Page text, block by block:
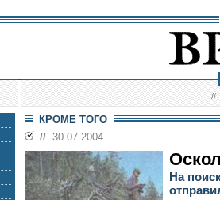
//
КРОМЕ ТОГО
// 30.07.2004
На